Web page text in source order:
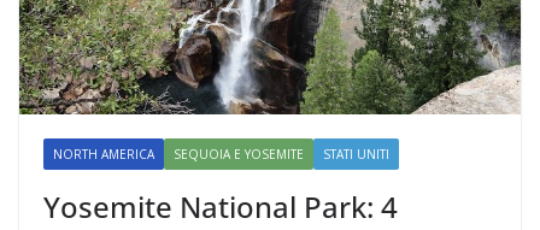
NORTH AMERICA SEQUOIA E YOSEMITE STATI UNITI
Yosemite National Park: 4